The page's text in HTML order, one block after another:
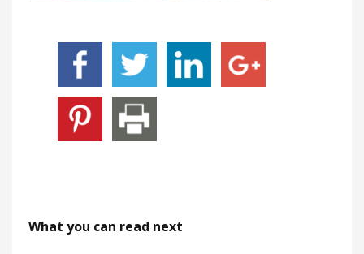
What you can read next